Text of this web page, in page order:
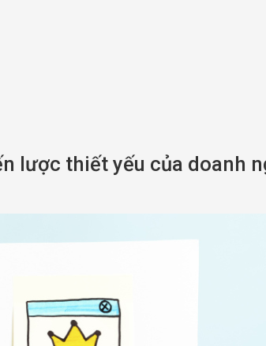
lược thiết yếu của doanh